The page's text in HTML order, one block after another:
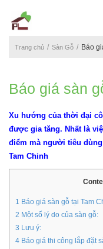
Trang chủ Sàn Gỗ Báo
Báo giá sàn
Xu hướng của thời đại
được gia tăng. Nhất là
điểm mà người tiêu
Tam Chinh
1 Báo giá sàn gỗ tại Tam
2 Một số lý do của sàn gỗ:
3 Lưu ý:
4 Báo giá thi công lắp đặt